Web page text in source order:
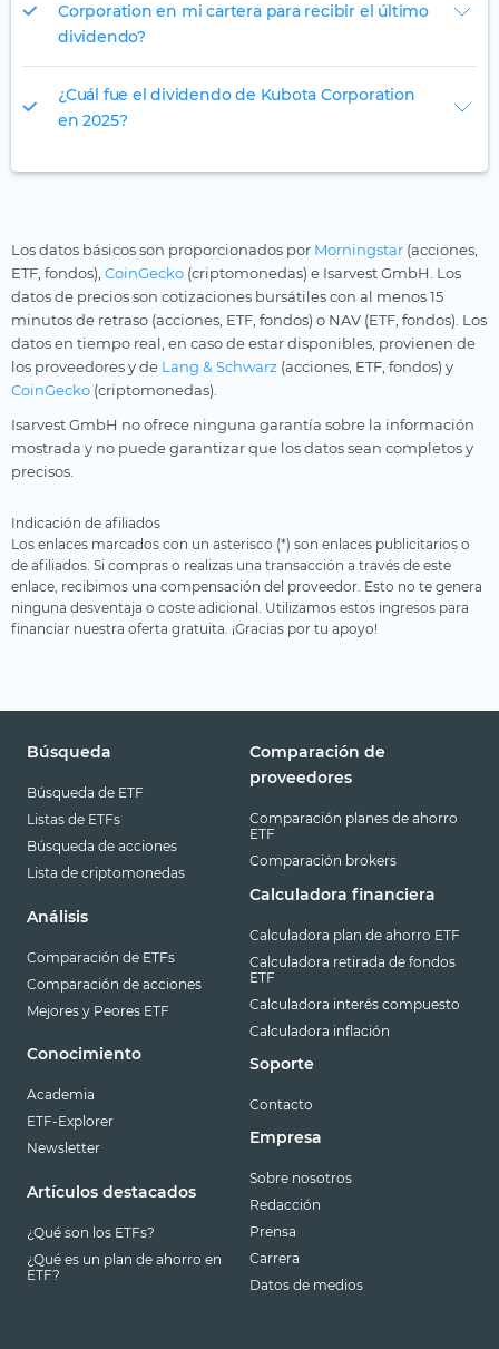
Corporation en mi cartera para recibir el último
dividendo?
¿Cuál fue el dividendo de Kubota Corporation
en 2025?
Los datos básicos son proporcionados por Morningstar (acciones,
ETF, fondos), CoinGecko (criptomonedas) e Isarvest GmbH. Los
datos de precios son cotizaciones bursátiles con al menos 15
minutos de retraso (acciones, ETF, fondos) o NAV (ETF, fondos). Los
datos en tiempo real, en caso de estar disponibles, provienen de
los proveedores y de Lang & Schwarz (acciones, ETF, fondos) y
CoinGecko (criptomonedas).
Isarvest GmbH no ofrece ninguna garantía sobre la información
mostrada y no puede garantizar que los datos sean completos y
precisos.
Indicación de afiliados
Los enlaces marcados con un asterisco (*) son enlaces publicitarios o
de afiliados. Si compras o realizas una transacción a través de este
enlace, recibimos una compensación del proveedor. Esto no te genera
ninguna desventaja o coste adicional. Utilizamos estos ingresos para
financiar nuestra oferta gratuita. ¡Gracias por tu apoyo!
Búsqueda
Búsqueda de ETF
Listas de ETFs
Búsqueda de acciones
Lista de criptomonedas
Análisis
Comparación de ETFs
Comparación de acciones
Mejores y Peores ETF
Conocimiento
Academia
ETF-Explorer
Newsletter
Artículos destacados
¿Qué son los ETFs?
¿Qué es un plan de ahorro en
ETF?
Comparación de
proveedores
Comparación planes de ahorro
ETF
Comparación brokers
Calculadora financiera
Calculadora plan de ahorro ETF
Calculadora retirada de fondos
ETF
Calculadora interés compuesto
Calculadora inflación
Soporte
Contacto
Empresa
Sobre nosotros
Redacción
Prensa
Carrera
Datos de medios